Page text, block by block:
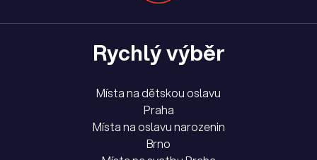
Rychlý výběr
Místa na dětskou oslavu
Praha
Místa na oslavu narozenin
Brno